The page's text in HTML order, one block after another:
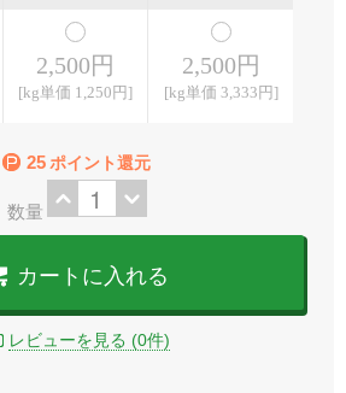
2,500円
[kg単価 1,250円]
2,500円
[kg単価 3,333円]
25 ポイント還元
数量
カートに入れる
レビューを見る (0件)